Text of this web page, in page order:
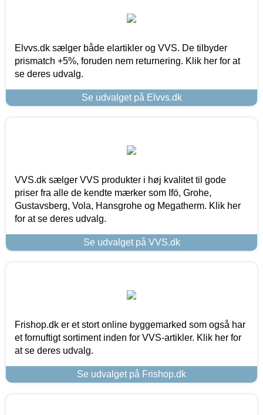
Elvvs.dk sælger både elartikler og VVS. De tilbyder
prismatch +5%, foruden nem returnering. Klik her for at
se deres udvalg.
Se udvalget på Elvvs.dk
VVS.dk sælger VVS produkter i høj kvalitet til gode
priser fra alle de kendte mærker som Ifö, Grohe,
Gustavsberg, Vola, Hansgrohe og Megatherm. Klik her
for at se deres udvalg.
Se udvalget på VVS.dk
Frishop.dk er et stort online byggemarked som også har
et fornuftigt sortiment inden for VVS-artikler. Klik her for
at se deres udvalg.
Se udvalget på Frishop.dk